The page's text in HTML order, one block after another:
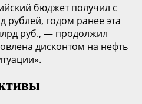
бюджет получил с
рублей, годом ранее эта
руб., — продолжил
дисконтом на нефть